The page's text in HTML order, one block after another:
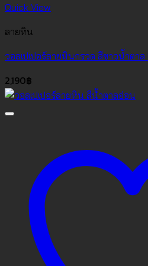
Quick View
ลายหิน
วอลเปเปอร์ลายหินกรวด สีขาวน้ำตา
2,190฿